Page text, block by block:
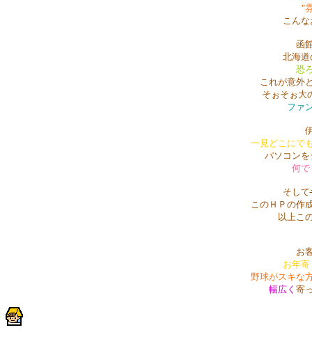
"
こん
函
北海道
恐
これが意外
そぉそぉ大
ファ
一見どこにで
パソコン
何で
そして
このＨＰの作
以上こ
お
お年寄
野球がスキな
幅広く 寄